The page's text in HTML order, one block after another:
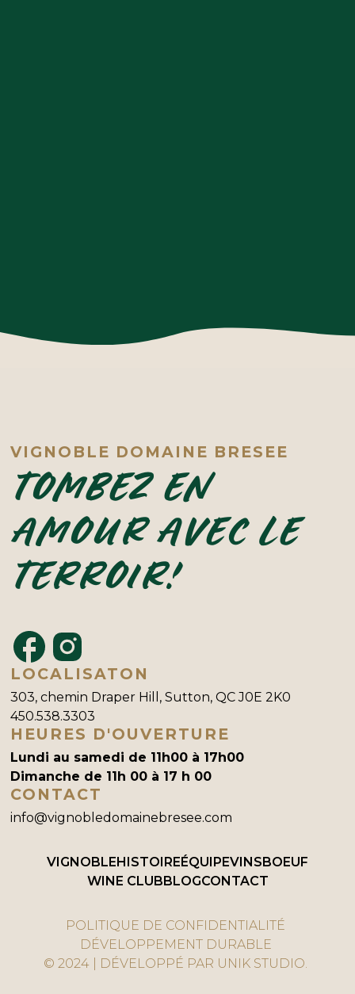
VIGNOBLE DOMAINE BRESEE
TOMBEZ EN
AMOUR AVEC LE
TERROIR!
LOCALISATON
303, chemin Draper Hill, Sutton, QC J0E 2K0
450.538.3303
HEURES D'OUVERTURE
Lundi au samedi de 11h00 à 17h00
Dimanche de 11h 00 à 17 h 00
CONTACT
info@vignobledomainebresee.com
VIGNOBLEHISTOIREÉQUIPEVINSBOEUF
WINE CLUBBLOGCONTACT
POLITIQUE DE CONFIDENTIALITÉ
DÉVELOPPEMENT DURABLE
© 2024 | DÉVELOPPÉ PAR UNIK STUDIO.